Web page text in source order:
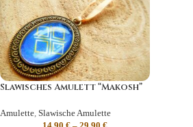
Slawisches Amulett “Makosh”
Amulette, Slawische Amulette